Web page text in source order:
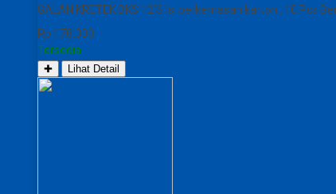
GALAN KRETEK BKS 12’S Isi perkemasan karton : 10 Pcs
Rp 178.300
Tersedia
✚ Lihat Detail